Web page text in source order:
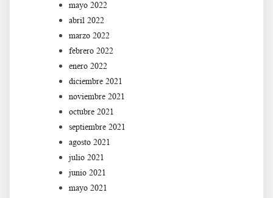
mayo 2022
abril 2022
marzo 2022
febrero 2022
enero 2022
diciembre 2021
noviembre 2021
octubre 2021
septiembre 2021
agosto 2021
julio 2021
junio 2021
mayo 2021